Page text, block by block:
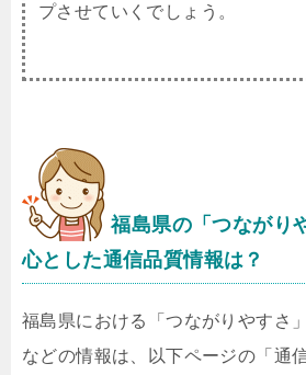
プさせていくでしょう。
福島県の「つながり
心とした通信品質情報は？
福島県における「つながりやすさ
などの情報は、以下ページの「通